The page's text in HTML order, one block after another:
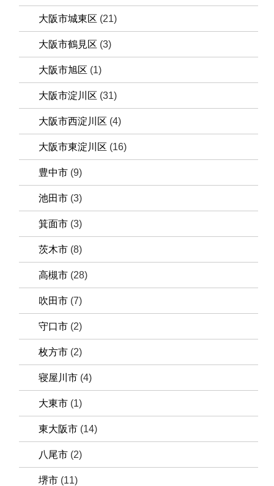
大阪市城東区 (21)
大阪市鶴見区 (3)
大阪市旭区 (1)
大阪市淀川区 (31)
大阪市西淀川区 (4)
大阪市東淀川区 (16)
豊中市 (9)
池田市 (3)
箕面市 (3)
茨木市 (8)
高槻市 (28)
吹田市 (7)
守口市 (2)
枚方市 (2)
寝屋川市 (4)
大東市 (1)
東大阪市 (14)
八尾市 (2)
堺市 (11)